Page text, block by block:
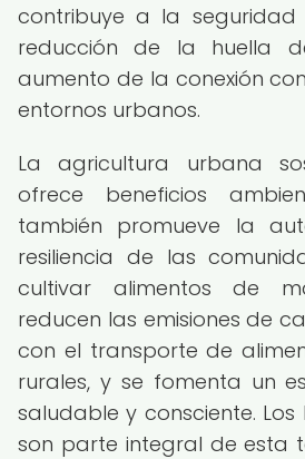
contribuye a la
reducción de la huella
aumento de la conexión
entornos urbanos.
La agricultura urbana
ofrece beneficios
también promueve la
resiliencia de las
cultivar alimentos de
reducen las emisiones de
con el transporte de
rurales, y se fomenta un
saludable y consciente.
son parte integral de esta